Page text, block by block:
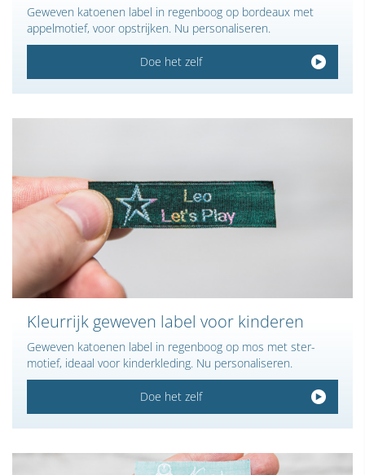
Geweven katoenen label in regenboog op bordeaux met
appelmotief, voor opstrijken. Nu personaliseren.
Doe het zelf
Kleurrijk geweven label voor kinderen
Geweven katoenen label in regenboog op mos met ster­
motief, ideaal voor kinderkleding. Nu personaliseren.
Doe het zelf